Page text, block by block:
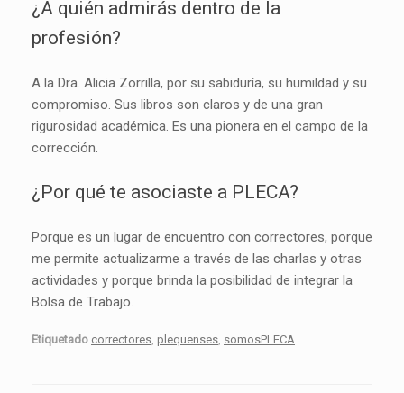
¿A quién admirás dentro de la
profesión?
A la Dra. Alicia Zorrilla, por su sabiduría, su humildad y su
compromiso. Sus libros son claros y de una gran
rigurosidad académica. Es una pionera en el campo de la
corrección.
¿Por qué te asociaste a PLECA?
Porque es un lugar de encuentro con correctores, porque
me permite actualizarme a través de las charlas y otras
actividades y porque brinda la posibilidad de integrar la
Bolsa de Trabajo.
Etiquetado correctores plequenses somosPLECA